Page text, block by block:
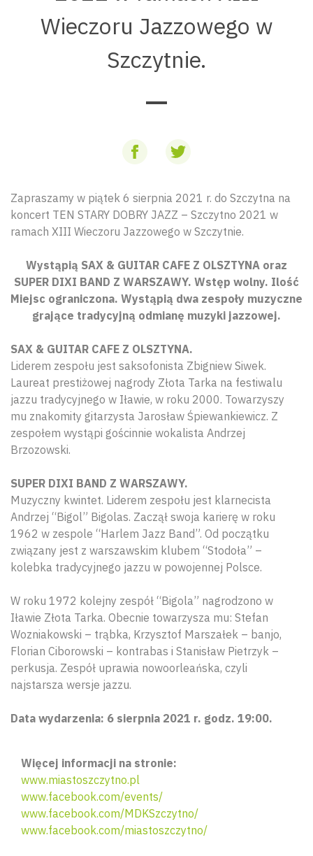
Wieczoru Jazzowego w
Szczytnie.
Zapraszamy w piątek 6 sierpnia 2021 r. do Szczytna na
koncert TEN STARY DOBRY JAZZ – Szczytno 2021 w
ramach XIII Wieczoru Jazzowego w Szczytnie.
Wystąpią SAX & GUITAR CAFE Z OLSZTYNA oraz
SUPER DIXI BAND Z WARSZAWY. Wstęp wolny. Ilość
Miejsc ograniczona. Wystąpią dwa zespoły muzyczne
grające tradycyjną odmianę muzyki jazzowej.
SAX & GUITAR CAFE Z OLSZTYNA.
Liderem zespołu jest saksofonista Zbigniew Siwek.
Laureat prestiżowej nagrody Złota Tarka na festiwalu
jazzu tradycyjnego w Iławie, w roku 2000. Towarzyszy
mu znakomity gitarzysta Jarosław Śpiewankiewicz. Z
zespołem wystąpi gościnnie wokalista Andrzej
Brzozowski.
SUPER DIXI BAND Z WARSZAWY.
Muzyczny kwintet. Liderem zespołu jest klarnecista
Andrzej “Bigol” Bigolas. Zaczął swoja karierę w roku
1962 w zespole “Harlem Jazz Band”. Od początku
związany jest z warszawskim klubem “Stodoła” –
kolebka tradycyjnego jazzu w powojennej Polsce.
W roku 1972 kolejny zespół “Bigola” nagrodzono w
Iławie Złota Tarka. Obecnie towarzysza mu: Stefan
Wozniakowski – trąbka, Krzysztof Marszałek – banjo,
Florian Ciborowski – kontrabas i Stanisław Pietrzyk –
perkusja. Zespół uprawia nowoorleańska, czyli
najstarsza wersje jazzu.
Data wydarzenia: 6 sierpnia 2021 r. godz. 19:00.
Więcej informacji na stronie:
www.miastoszczytno.pl
www.facebook.com/events/
www.facebook.com/MDKSzczytno/
www.facebook.com/miastoszczytno/